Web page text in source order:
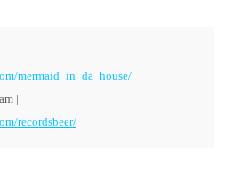
mermaid_in_da_house/
|
recordsbeer/